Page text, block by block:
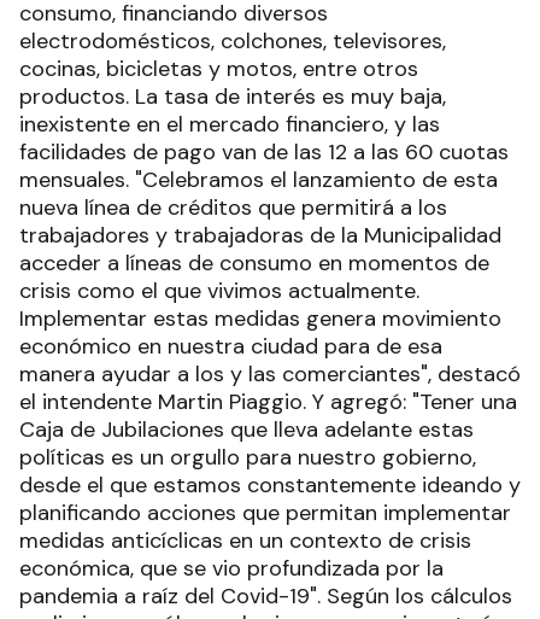
consumo, financiando diversos
electrodomésticos, colchones, televisores,
cocinas, bicicletas y motos, entre otros
productos. La tasa de interés es muy baja,
inexistente en el mercado financiero, y las
facilidades de pago van de las 12 a las 60 cuotas
mensuales. "Celebramos el lanzamiento de esta
nueva línea de créditos que permitirá a los
trabajadores y trabajadoras de la Municipalidad
acceder a líneas de consumo en momentos de
crisis como el que vivimos actualmente.
Implementar estas medidas genera movimiento
económico en nuestra ciudad para de esa
manera ayudar a los y las comerciantes", destacó
el intendente Martin Piaggio. Y agregó: "Tener una
Caja de Jubilaciones que lleva adelante estas
políticas es un orgullo para nuestro gobierno,
desde el que estamos constantemente ideando y
planificando acciones que permitan implementar
medidas anticíclicas en un contexto de crisis
económica, que se vio profundizada por la
pandemia a raíz del Covid-19". Según los cálculos